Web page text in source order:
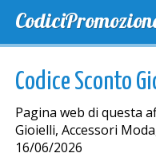
Codice Sconto
Pagina web di questa
Gioielli, Accessori
16/06/2026